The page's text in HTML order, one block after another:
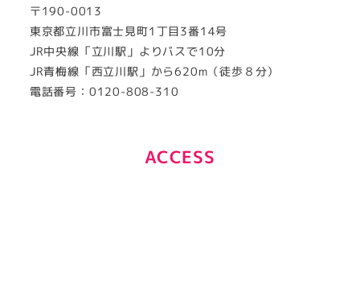
〒190-0013
東京都立川市富士見町1丁目3番14号
JR中央線「立川駅」よりバスで10分
JR青梅線「西立川駅」から620m（徒歩８分）
電話番号：0120-808-310
ACCESS